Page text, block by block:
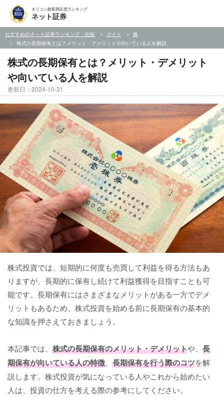
オリコン顧客満足度ランキング
ネット証券
おすすめのネット証券ランキング・比較 ガイド
株
株式の長期保有とは？メリット・デメリットや向いている人を解説
株式の長期保有とは？メリット・デメリット
や向いている人を解説
更新日：2024-10-31
株式投資では、短期的に何度も売買して利益を得る方法もあ
りますが、長期的に保有し続けて利益獲得を目指すことも可
能です。長期保有にはさまざまなメリットがある一方でデメ
リットもあるため、株式投資を始める前に長期保有の基本的
な知識を押さえておきましょう。
本記事では、 株式の長期保有のメリット・デメリットや、 長
期保有が向いている人の特徴、 長期保有を行う際のコツを解
説します。株式投資が気になっている人やこれから始めたい
人は、投資の仕方を考える際の参考にしてください。